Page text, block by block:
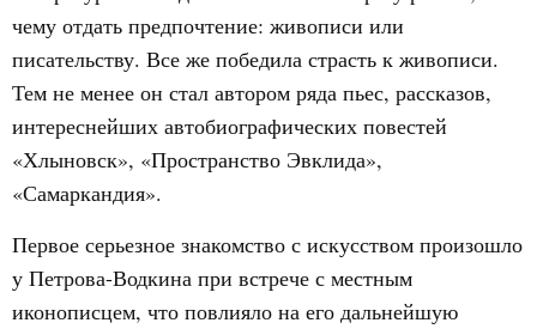
чему отдать предпочтение: живописи или
писательству. Все же победила страсть к живописи.
Тем не менее он стал автором ряда пьес, рассказов,
интереснейших автобиографических повестей
«Хлыновск», «Пространство Эвклида»,
«Самаркандия».
Первое серьезное знакомство с искусством произошло
у Петрова-Водкина при встрече с местным
иконописцем, что повлияло на его дальнейшую